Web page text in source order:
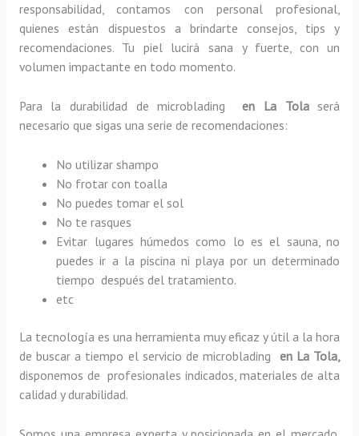
responsabilidad, contamos con personal profesional,
quienes están dispuestos a brindarte consejos, tips y
recomendaciones. Tu piel lucirá sana y fuerte, con un
volumen impactante en todo momento.
Para la durabilidad de microblading en La Tola será
necesario que sigas una serie de recomendaciones:
No utilizar shampo
No frotar con toalla
No puedes tomar el sol
No te rasques
Evitar lugares húmedos como lo es el sauna, no
puedes ir a la piscina ni playa por un determinado
tiempo después del tratamiento.
etc
La tecnología es una herramienta muy eficaz y útil a la hora
de buscar a tiempo el servicio de microblading en La Tola,
disponemos de profesionales indicados, materiales de alta
calidad y durabilidad.